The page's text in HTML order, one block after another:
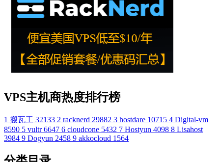
VPS主机商热度排行榜
1 搬瓦工 32133 2 racknerd 29882 3 hostdare 10715 4 Digital-vm
8590 5 vultr 6647 6 cloudcone 5432 7 Hostyun 4098 8 Lisahost
3984 9 Dogyun 2458 9 akkocloud 1564